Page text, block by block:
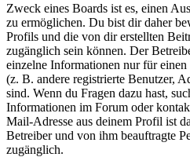
Zweck eines Boards ist es, einen
zu ermöglichen. Du bist dir daher
Profils und die von dir erstellten
zugänglich sein können. Der
einzelne Informationen nur für
(z. B. andere registrierte Benutzer,
sind. Wenn du Fragen dazu hast,
Informationen im Forum oder
Mail-Adresse aus deinem Profil ist
Betreiber und von ihm beauftragte
zugänglich.